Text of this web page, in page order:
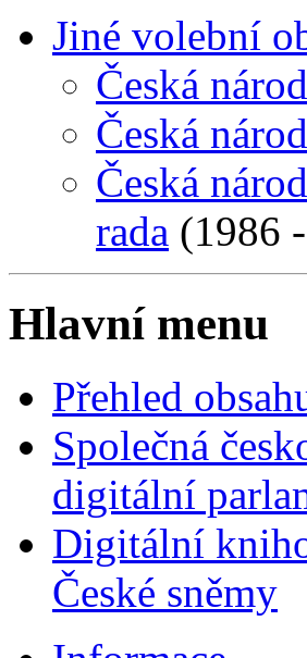
Jiné volební
Česká
Česká
Česká
rada (1986
Hlavní menu
Přehled
Společná
digitální
Digitální
České sněmy